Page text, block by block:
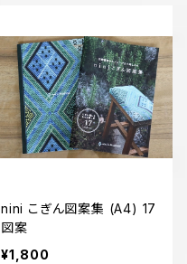
nini こぎん図案集 (A4) 17
図案
¥1,800